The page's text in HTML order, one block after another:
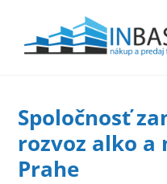
Spoločnosť
rozvoz alko a
Prahe